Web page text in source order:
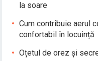
la soare
Cum contribuie aerul
confortabil în locuință
Oțetul de orez și